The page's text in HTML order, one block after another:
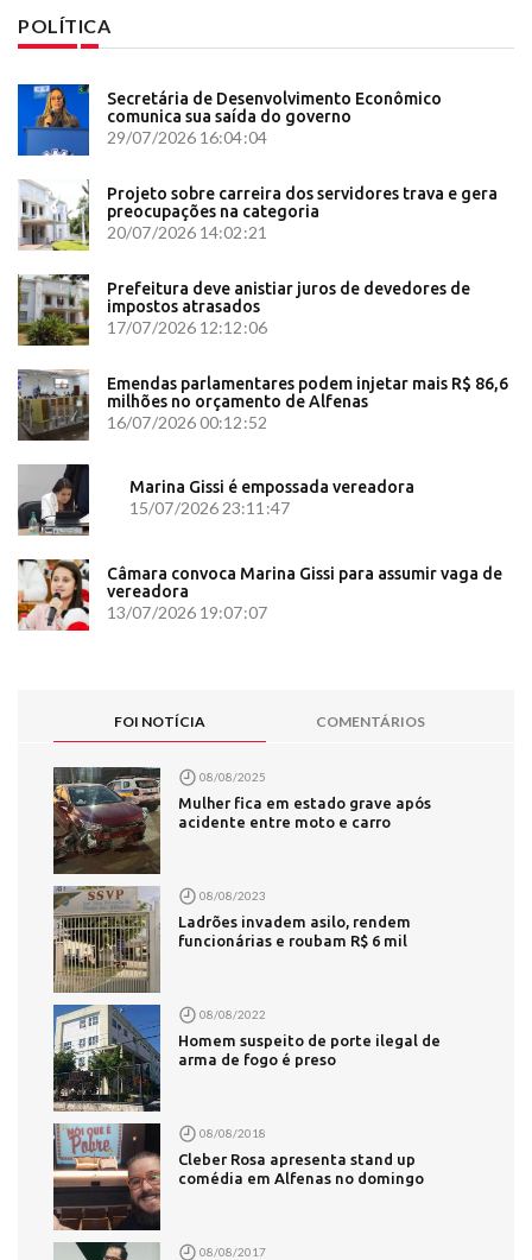
POLÍTICA
Secretária de Desenvolvimento Econômico
comunica sua saída do governo
29/07/2026 16:04:04
Projeto sobre carreira dos servidores trava e gera
preocupações na categoria
20/07/2026 14:02:21
Prefeitura deve anistiar juros de devedores de
impostos atrasados
17/07/2026 12:12:06
Emendas parlamentares podem injetar mais R$ 86,6
milhões no orçamento de Alfenas
16/07/2026 00:12:52
Marina Gissi é empossada vereadora
15/07/2026 23:11:47
Câmara convoca Marina Gissi para assumir vaga de
vereadora
13/07/2026 19:07:07
FOI NOTÍCIA COMENTÁRIOS
08/08/2025
Mulher fica em estado grave após
acidente entre moto e carro
08/08/2023
Ladrões invadem asilo, rendem
funcionárias e roubam R$ 6 mil
08/08/2022
Homem suspeito de porte ilegal de
arma de fogo é preso
08/08/2018
Cleber Rosa apresenta stand up
comédia em Alfenas no domingo
08/08/2017